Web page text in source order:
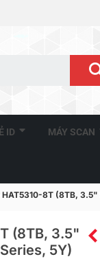
ID MÁY SCAN
8T (8TB,
(8TB, 3.5"
5Y)